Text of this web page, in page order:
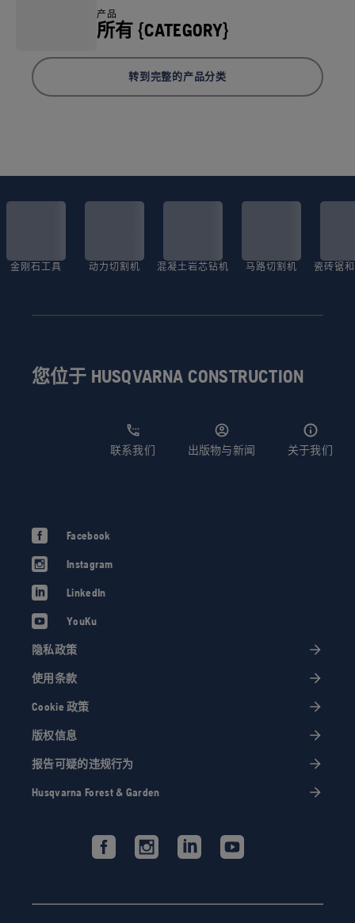
产品
所有 {CATEGORY}
转到完整的产品分类
金刚石工具 动力切割机 混凝土岩芯钻机 马路切割机 瓷砖锯
您位于 HUSQVARNA CONSTRUCTION
联系我们 出版物与新闻 关于我们
Facebook
Instagram
LinkedIn
YouKu
隐私政策
使用条款
Cookie 政策
版权信息
报告可疑的违规行为
Husqvarna Forest & Garden